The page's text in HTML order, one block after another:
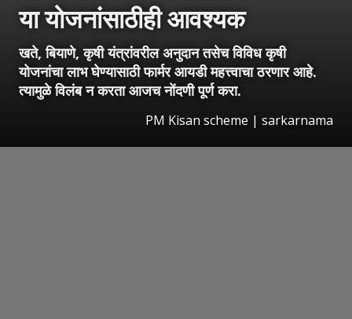
या योजनांसाठीही आवश्यक
खते, बियाणे, कृषी यंत्रांवरील अनुदान तसेच विविध कृषी
योजनांचा लाभ घेण्यासाठी फार्मर आयडी महत्त्वाचा ठरणार आहे.
त्यामुळे विलंब न करता आजच नोंदणी पूर्ण करा.
PM Kisan scheme | sarkarnama